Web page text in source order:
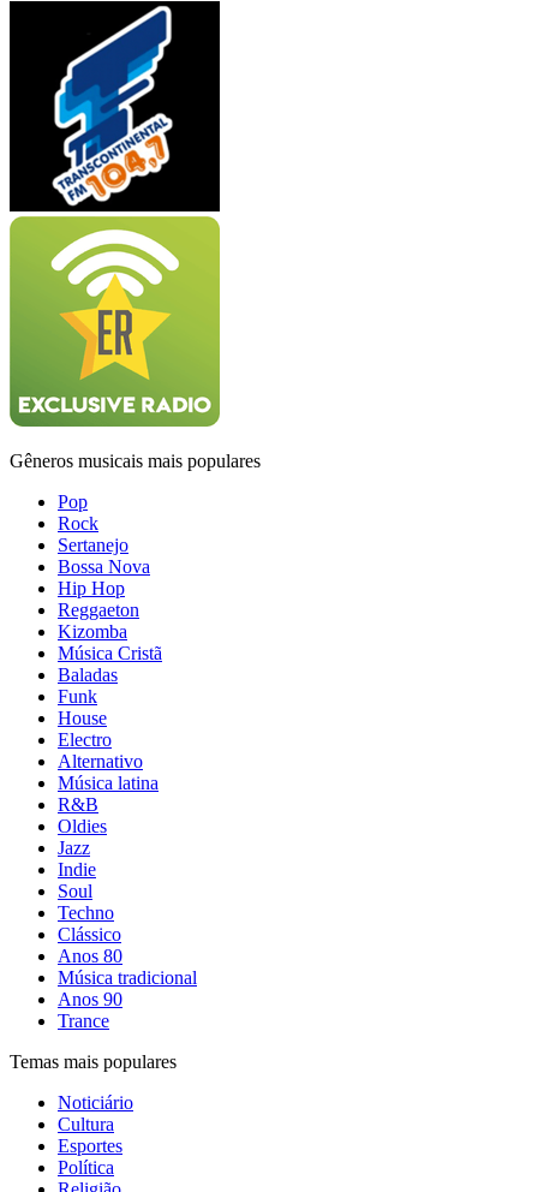
Gêneros musicais mais populares
Pop
Rock
Sertanejo
Bossa Nova
Hip Hop
Reggaeton
Kizomba
Música Cristã
Baladas
Funk
House
Electro
Alternativo
Música latina
R&B
Oldies
Jazz
Indie
Soul
Techno
Clássico
Anos 80
Música tradicional
Anos 90
Trance
Temas mais populares
Noticiário
Cultura
Esportes
Política